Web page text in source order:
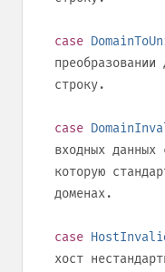
case
строку.
case
входных данных
которую
доменах.
case
хост